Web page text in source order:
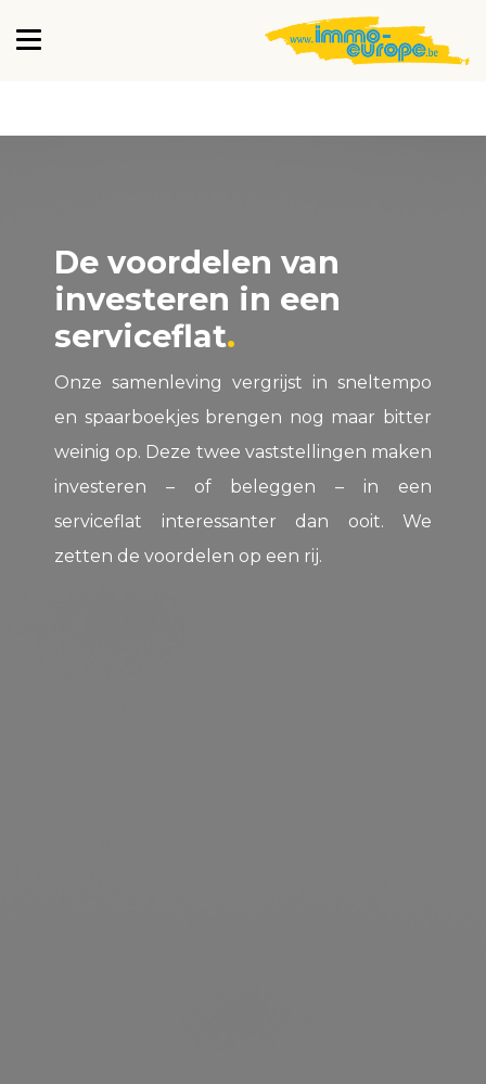
De voordelen van
investeren in een
serviceflat
Onze samenleving vergrijst in sneltempo
en spaarboekjes brengen nog maar bitter
weinig op. Deze twee vaststellingen maken
investeren – of beleggen – in een
serviceflat interessanter dan ooit. We
zetten de voordelen op een rij.